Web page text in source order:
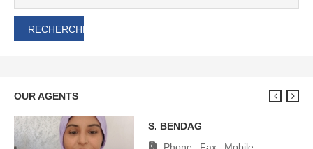
OUR AGENTS
S. BENDAG
M. BOUDHINA